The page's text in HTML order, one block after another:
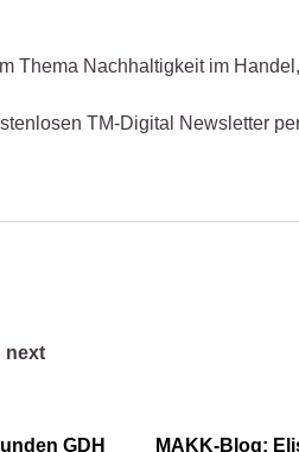
Thema Nachhaltigkeit im
TM-Digital Newsletter
next
GDH MAKK-Blog: